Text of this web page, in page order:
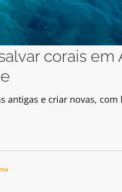
corais em
antigas e criar novas, com